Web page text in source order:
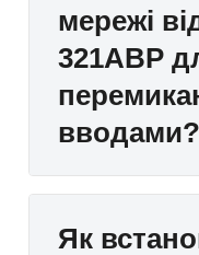
мережі
321АВР
вводами?
Як